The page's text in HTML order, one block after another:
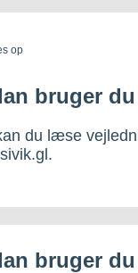
op
bruger
du læse
bruger